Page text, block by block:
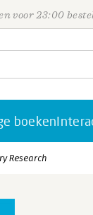
voor 23:00
boeken
Research